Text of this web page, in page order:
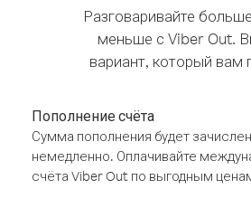
Разговаривайте
меньше с Viber Out.
вариант, который вам
Пополнение счёта
Сумма пополнения будет
немедленно. Оплачивайте
счёта Viber Out по выгодным